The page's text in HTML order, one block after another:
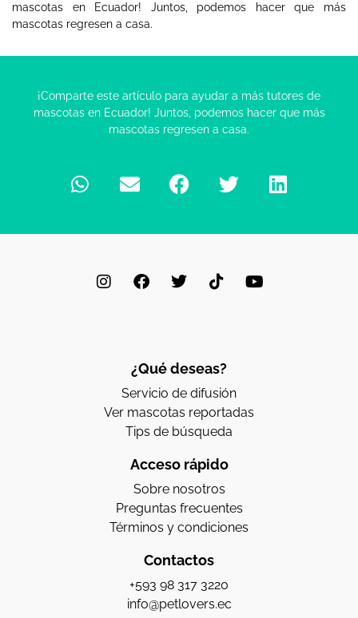
mascotas en Ecuador! Juntos, podemos hacer que más
mascotas regresen a casa.
¡Comparte este artículo para ayudar a más tutores de
mascotas en Ecuador! Juntos, podemos hacer que más
mascotas regresen a casa.
¿Qué deseas?
Servicio de difusión
Ver mascotas reportadas
Tips de búsqueda
Acceso rápido
Sobre nosotros
Preguntas frecuentes
Términos y condiciones
Contactos
+593 98 317 3220
info@petlovers.ec